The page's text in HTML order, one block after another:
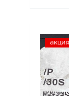
акция